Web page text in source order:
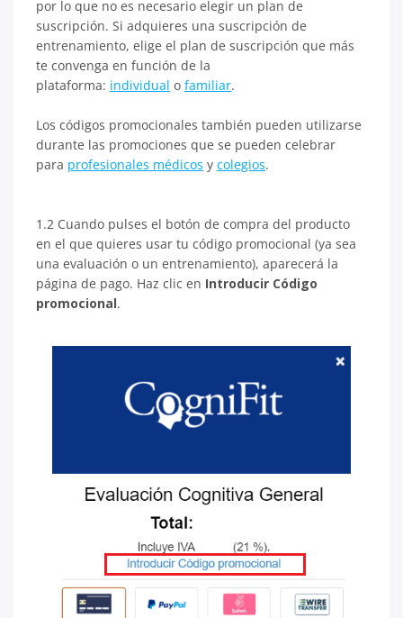
por lo que no es necesario elegir un plan de
suscripción. Si adquieres una suscripción de
entrenamiento, elige el plan de suscripción que más
te convenga en función de la
plataforma: individual o familiar.
Los códigos promocionales también pueden utilizarse
durante las promociones que se pueden celebrar
para profesionales médicos y colegios.
1.2 Cuando pulses el botón de compra del producto
en el que quieres usar tu código promocional (ya sea
una evaluación o un entrenamiento), aparecerá la
página de pago. Haz clic en Introducir Código
promocional.